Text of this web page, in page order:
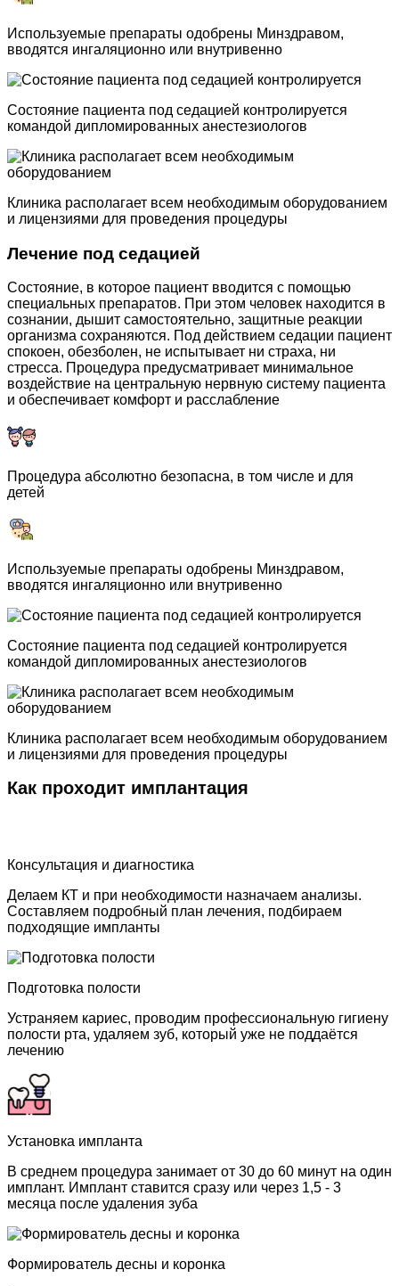
Используемые препараты одобрены Минздравом,
вводятся ингаляционно или внутривенно
Состояние пациента под седацией контролируется
командой дипломированных анестезиологов
Клиника располагает всем необходимым оборудованием
и лицензиями для проведения процедуры
Лечение под седацией
Состояние, в которое пациент вводится с помощью
специальных препаратов. При этом человек находится в
сознании, дышит самостоятельно, защитные реакции
организма сохраняются. Под действием седации пациент
спокоен, обезболен, не испытывает ни страха, ни
стресса. Процедура предусматривает минимальное
воздействие на центральную нервную систему пациента
и обеспечивает комфорт и расслабление
Процедура абсолютно безопасна, в том числе и для
детей
Используемые препараты одобрены Минздравом,
вводятся ингаляционно или внутривенно
Состояние пациента под седацией контролируется
командой дипломированных анестезиологов
Клиника располагает всем необходимым оборудованием
и лицензиями для проведения процедуры
Как проходит имплантация
Консультация и диагностика
Делаем КТ и при необходимости назначаем анализы.
Составляем подробный план лечения, подбираем
подходящие импланты
Подготовка полости
Устраняем кариес, проводим профессиональную гигиену
полости рта, удаляем зуб, который уже не поддаётся
лечению
Установка импланта
В среднем процедура занимает от 30 до 60 минут на один
имплант. Имплант ставится сразу или через 1,5 - 3
месяца после удаления зуба
Формирователь десны и коронка